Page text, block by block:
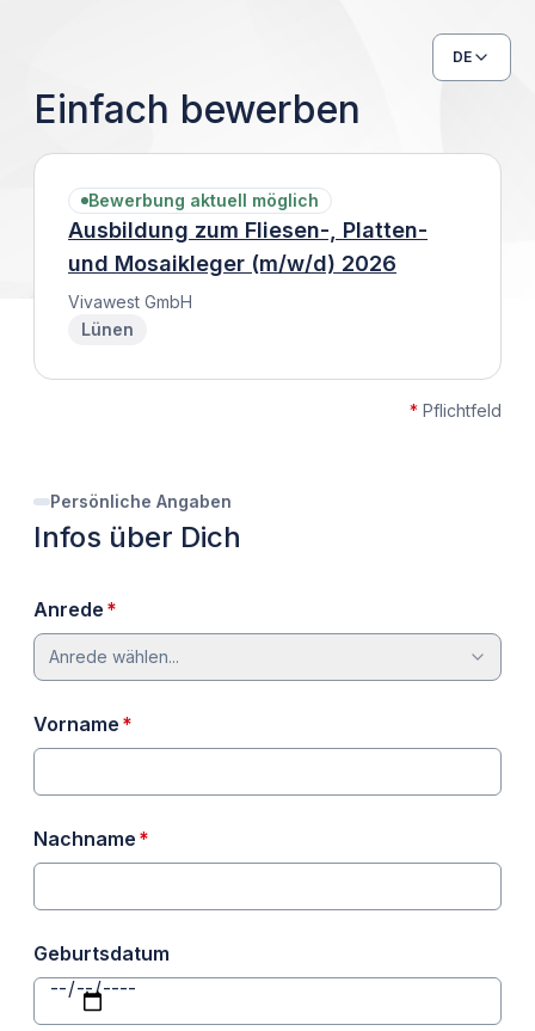
DE
Einfach bewerben
Bewerbung aktuell möglich
Ausbildung zum Fliesen-, Platten-
und Mosaikleger (m/w/d) 2026
Vivawest GmbH
Lünen
* Pflichtfeld
Persönliche Angaben
Infos über Dich
Anrede *
Anrede wählen...
Vorname *
Nachname *
Geburtsdatum